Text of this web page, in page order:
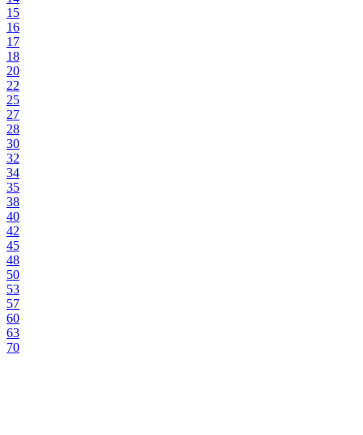
15
16
17
18
20
22
25
27
28
30
32
34
35
38
40
42
45
48
50
53
57
60
63
70